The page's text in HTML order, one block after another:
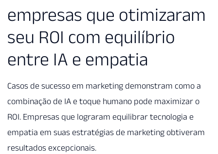
empresas que otimizaram
seu ROI com equilíbrio
entre IA e empatia
Casos de sucesso em marketing demonstram como a
combinação de IA e toque humano pode maximizar o
ROI. Empresas que lograram equilibrar tecnologia e
empatia em suas estratégias de marketing obtiveram
resultados excepcionais.